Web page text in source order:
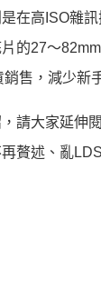
在高ISO雜
的27～
售，減少新
請大家延伸
贅述、亂